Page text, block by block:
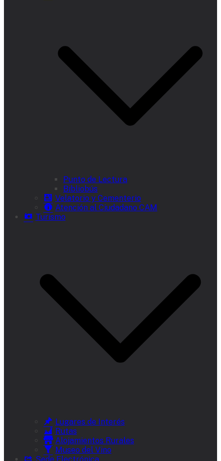
Punto de Lectura
Bibliobús
Velatorio y Cementerio
Atención al Ciudadano CAM
Turismo
Lugares de Interés
Rutas
Alojamientos Rurales
Museo del Vino